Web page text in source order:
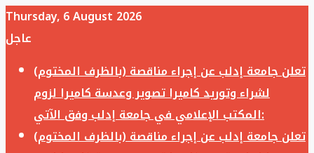
Thursday, 6 August 2026
عاجل
تعلن جامعة إدلب عن إجراء مناقصة (بالظرف المختوم)
لشراء وتوريد كاميرا تصوير وعدسة كاميرا لزوم
المكتب الإعلامي في جامعة إدلب وفق الآتي:
تعلن جامعة إدلب عن إجراء مناقصة (بالظرف المختوم)